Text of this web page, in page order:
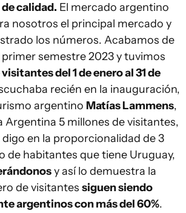
calidad. El mercado argentino
nosotros el principal mercado y
los números. Acabamos de
semestre 2023 y tuvimos
del 1 de enero al 31 de
recién en la inauguración,
argentino Matías Lammens,
Argentina 5 millones de visitantes,
digo en la proporcionalidad de 3
de habitantes que tiene Uruguay,
y así lo demuestra la
de visitantes siguen siendo
argentinos con más del 60%.